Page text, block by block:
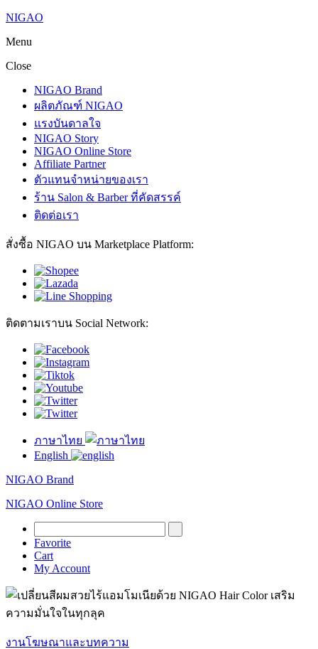
NIGAO
Menu
Close
NIGAO Brand
ผลิตภัณฑ์ NIGAO
แรงบันดาลใจ
NIGAO Story
NIGAO Online Store
Affiliate Partner
ตัวแทนจำหน่ายของเรา
ร้าน Salon & Barber ที่คัดสรรค์
ติดต่อเรา
สั่งซื้อ NIGAO บน Marketplace Platform:
ติดตามเราบน Social Network:
ภาษาไทย
English
NIGAO Brand
NIGAO Online Store
Favorite
Cart
My Account
งานโฆษณาและบทความ